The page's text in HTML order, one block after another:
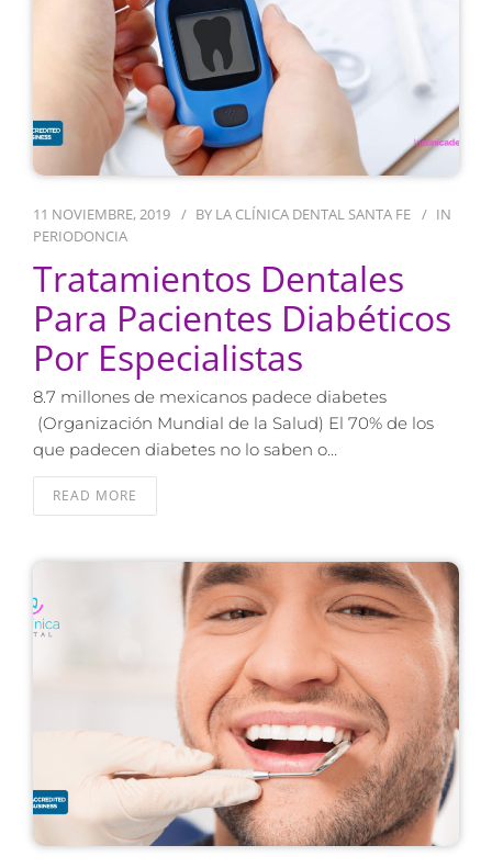
11 NOVIEMBRE, 2019 BY LA CLÍNICA DENTAL SANTA FE
IN
PERIODONCIA
Tratamientos Dentales
Para Pacientes Diabéticos
Por Especialistas
8.7 millones de mexicanos padece diabetes
(Organización Mundial de la Salud) El 70% de los
que padecen diabetes no lo saben o…
READ MORE